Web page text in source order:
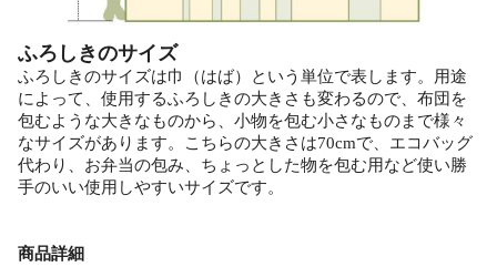
ふろしきのサイズ
ふろしきのサイズは巾（はば）という単位で表します。用途
によって、使用するふろしきの大きさも変わるので、布団を
包むような大きなものから、小物を包む小さなものまで様々
なサイズがあります。こちらの大きさは70cmで、エコバッグ
代わり、お弁当の包み、ちょっとした物を包む用など使い勝
手のいい使用しやすいサイズです。
商品詳細